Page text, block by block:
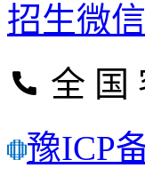
招生微
全 国
豫ICP